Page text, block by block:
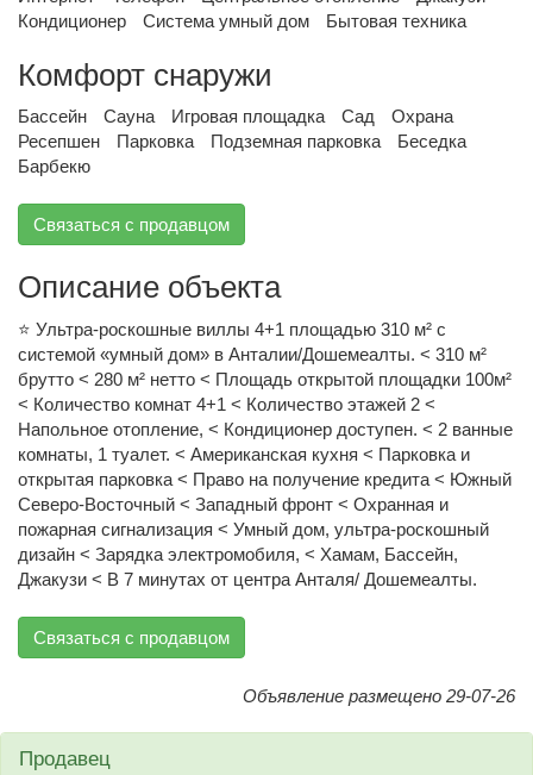
Кондиционер
Система умный дом Бытовая техника
Комфорт снаружи
Бассейн Сауна Игровая площадка Сад
Охрана
Ресепшен
Парковка Подземная парковка
Беседка
Барбекю
Связаться с продавцом
Описание объекта
⭐️ Ультра-роскошные виллы 4+1 площадью 310 м² с
системой «умный дом» в Анталии/Дошемеалты. < 310 м²
брутто < 280 м² нетто < Площадь открытой площадки 100м²
< Количество комнат 4+1 < Количество этажей 2 <
Напольное отопление, < Кондиционер доступен. < 2 ванные
комнаты, 1 туалет. < Американская кухня < Парковка и
открытая парковка < Право на получение кредита < Южный
Северо-Восточный < Западный фронт < Охранная и
пожарная сигнализация < Умный дом, ультра-роскошный
дизайн < Зарядка электромобиля, < Хамам, Бассейн,
Джакузи < В 7 минутах от центра Анталя/ Дошемеалты.
Связаться с продавцом
Объявление размещено 29-07-26
Продавец